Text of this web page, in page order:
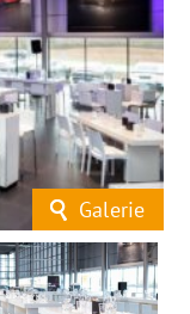
Galerie